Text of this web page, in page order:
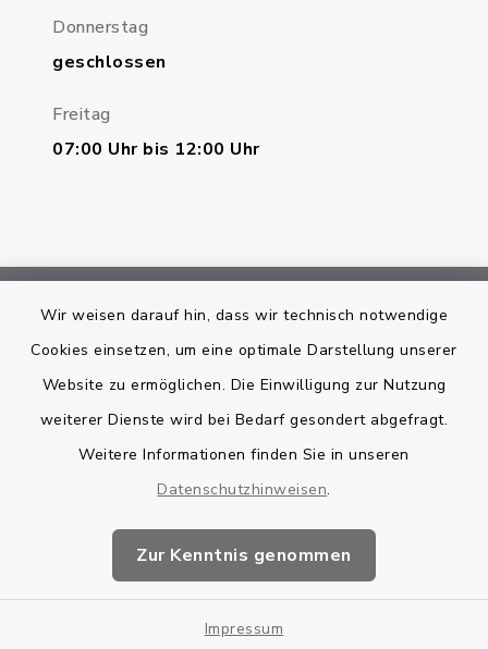
Wir weisen darauf hin, dass wir technisch notwendige
Cookies einsetzen, um eine optimale Darstellung unserer
Website zu ermöglichen. Die Einwilligung zur Nutzung
weiterer Dienste wird bei Bedarf gesondert abgefragt.
Weitere Informationen finden Sie in unseren
Datenschutzhinweisen.
Zur Kenntnis genommen
Impressum
Donnerstag
geschlossen
Freitag
07:00 Uhr bis 12:00 Uhr
Bankverbindung
Kontakt
Datenschutz
Impressum